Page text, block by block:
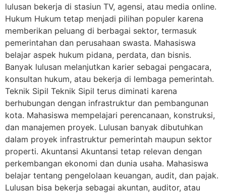
lulusan bekerja di stasiun TV, agensi, atau media online.
Hukum Hukum tetap menjadi pilihan populer karena
memberikan peluang di berbagai sektor, termasuk
pemerintahan dan perusahaan swasta. Mahasiswa
belajar aspek hukum pidana, perdata, dan bisnis.
Banyak lulusan melanjutkan karier sebagai pengacara,
konsultan hukum, atau bekerja di lembaga pemerintah.
Teknik Sipil Teknik Sipil terus diminati karena
berhubungan dengan infrastruktur dan pembangunan
kota. Mahasiswa mempelajari perencanaan, konstruksi,
dan manajemen proyek. Lulusan banyak dibutuhkan
dalam proyek infrastruktur pemerintah maupun sektor
properti. Akuntansi Akuntansi tetap relevan dengan
perkembangan ekonomi dan dunia usaha. Mahasiswa
belajar tentang pengelolaan keuangan, audit, dan pajak.
Lulusan bisa bekerja sebagai akuntan, auditor, atau